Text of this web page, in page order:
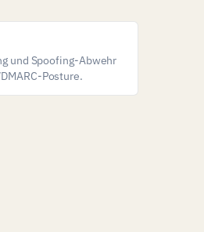
und Spoofing-Abwehr
Posture.